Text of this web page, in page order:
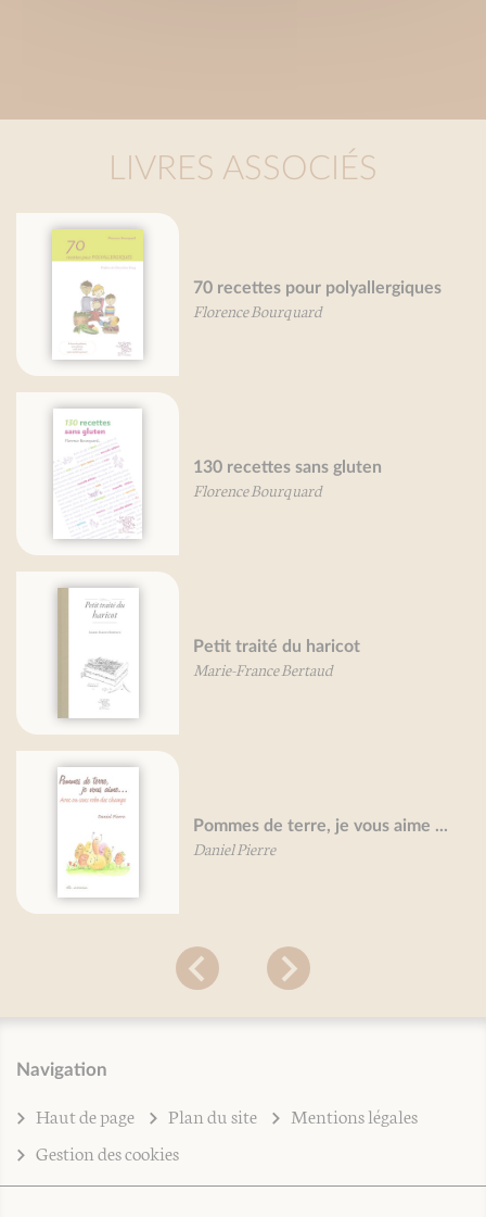
LIVRES ASSOCIÉS
70 recettes pour polyallergiques
Florence Bourquard
130 recettes sans gluten
Florence Bourquard
Petit traité du haricot
Marie-France Bertaud
Pommes de terre, je vous aime ...
Daniel Pierre
Navigation
Haut de page Plan du site
Mentions légales
Gestion des cookies